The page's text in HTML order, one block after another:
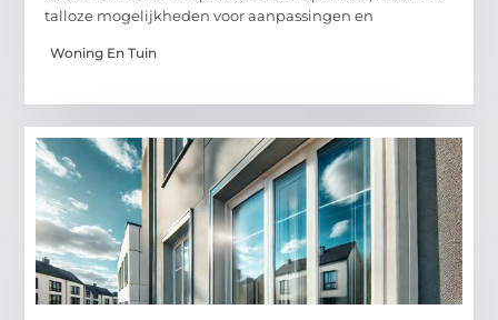
talloze mogelijkheden voor aanpassingen en
Woning En Tuin